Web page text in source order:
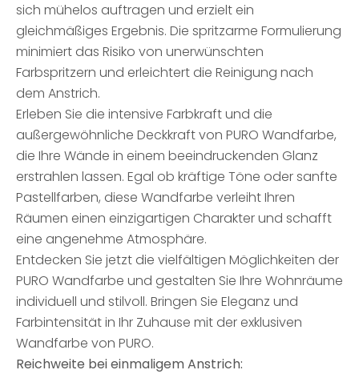
sich mühelos auftragen und erzielt ein
gleichmäßiges Ergebnis. Die spritzarme Formulierung
minimiert das Risiko von unerwünschten
Farbspritzern und erleichtert die Reinigung nach
dem Anstrich.
Erleben Sie die intensive Farbkraft und die
außergewöhnliche Deckkraft von PURO Wandfarbe,
die Ihre Wände in einem beeindruckenden Glanz
erstrahlen lassen. Egal ob kräftige Töne oder sanfte
Pastellfarben, diese Wandfarbe verleiht Ihren
Räumen einen einzigartigen Charakter und schafft
eine angenehme Atmosphäre.
Entdecken Sie jetzt die vielfältigen Möglichkeiten der
PURO Wandfarbe und gestalten Sie Ihre Wohnräume
individuell und stilvoll. Bringen Sie Eleganz und
Farbintensität in Ihr Zuhause mit der exklusiven
Wandfarbe von PURO.
Reichweite bei einmaligem Anstrich: